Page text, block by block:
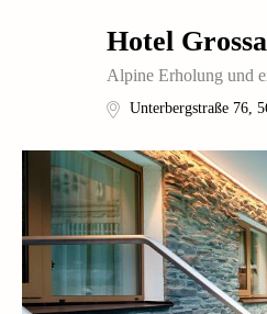
Hotel
Alpine Erholung und
Unterbergstraße 76,